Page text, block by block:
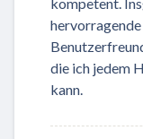
die ich jedem
kann.